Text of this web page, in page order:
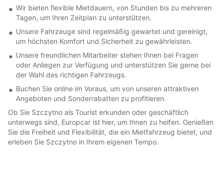
Wir bieten flexible Mietdauern, von Stunden bis zu mehreren
Tagen, um Ihren Zeitplan zu unterstützen.
Unsere Fahrzeuge sind regelmäßig gewartet und gereinigt,
um höchsten Komfort und Sicherheit zu gewährleisten.
Unsere freundlichen Mitarbeiter stehen Ihnen bei Fragen
oder Anliegen zur Verfügung und unterstützen Sie gerne bei
der Wahl des richtigen Fahrzeugs.
Buchen Sie online im Voraus, um von unseren attraktiven
Angeboten und Sonderrabatten zu profitieren.
Ob Sie Szczytno als Tourist erkunden oder geschäftlich
unterwegs sind, Europcar ist hier, um Ihnen zu helfen. Genießen
Sie die Freiheit und Flexibilität, die ein Mietfahrzeug bietet, und
erleben Sie Szczytno in Ihrem eigenen Tempo.